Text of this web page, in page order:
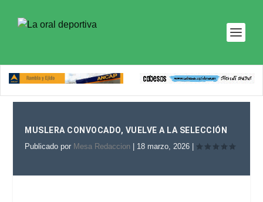
MUSLERA CONVOCADO, VUELVE A LA SELECCIÓN
Publicado por Mesa Redaccion 18 marzo, 2026